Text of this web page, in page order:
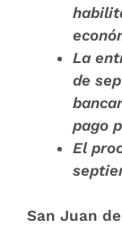
La
de
pago
El
San Juan